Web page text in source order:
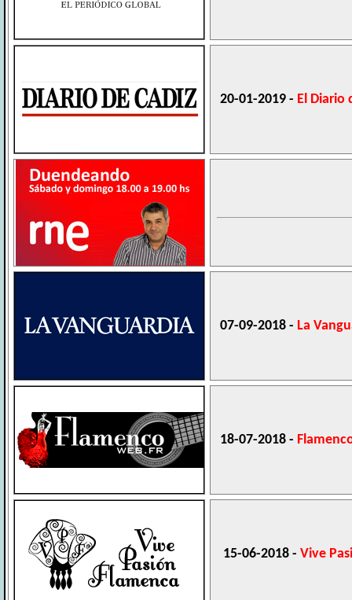
20-01-2019 - El Diario
07-09-2018 - La
18-07-2018 -
15-06-2018 - Vive